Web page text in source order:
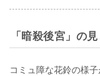
「暗殺後宮」の
コミュ障な花鈴の様